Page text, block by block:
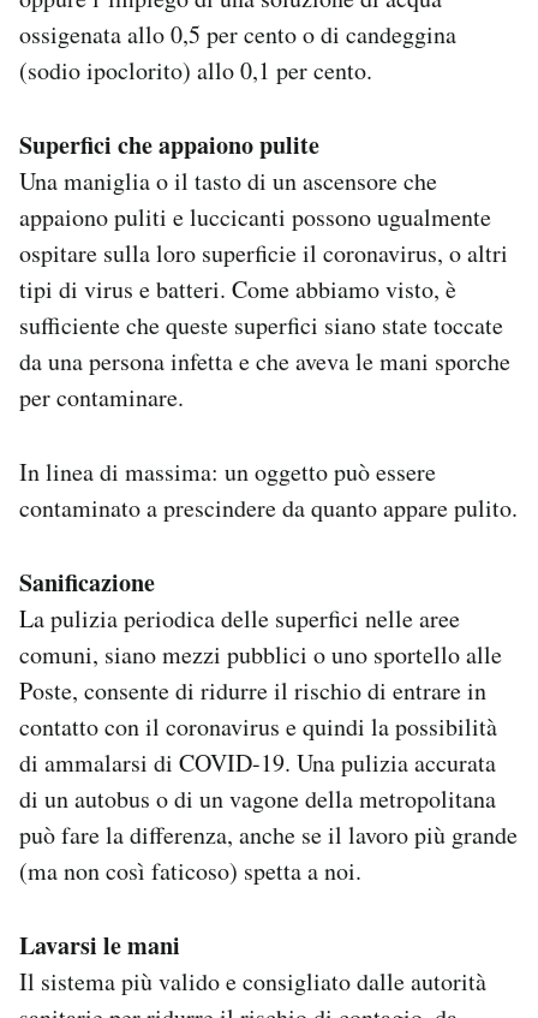
ossigenata allo 0,5 per cento o di candeggina
(sodio ipoclorito) allo 0,1 per cento.
Superfici che appaiono pulite
Una maniglia o il tasto di un ascensore che
appaiono puliti e luccicanti possono ugualmente
ospitare sulla loro superficie il coronavirus, o altri
tipi di virus e batteri. Come abbiamo visto, è
sufficiente che queste superfici siano state toccate
da una persona infetta e che aveva le mani sporche
per contaminare.
In linea di massima: un oggetto può essere
contaminato a prescindere da quanto appare pulito.
Sanificazione
La pulizia periodica delle superfici nelle aree
comuni, siano mezzi pubblici o uno sportello alle
Poste, consente di ridurre il rischio di entrare in
contatto con il coronavirus e quindi la possibilità
di ammalarsi di COVID-19. Una pulizia accurata
di un autobus o di un vagone della metropolitana
può fare la differenza, anche se il lavoro più grande
(ma non così faticoso) spetta a noi.
Lavarsi le mani
Il sistema più valido e consigliato dalle autorità